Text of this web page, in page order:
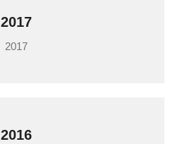
2017
2017
2016